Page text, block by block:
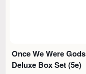
Once We Were Gods
Deluxe Box Set (5e)